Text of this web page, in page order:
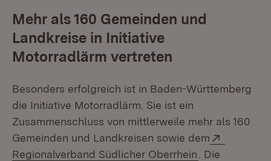
Mehr als 160 Gemeinden und
Landkreise in Initiative
Motorradlärm vertreten
Besonders erfolgreich ist in Baden-Württemberg
die Initiative Motorradlärm. Sie ist ein
Zusammenschluss von mittlerweile mehr als 160
Gemeinden und Landkreisen sowie dem
Regionalverband Südlicher Oberrhein (Öffnet in
. Die